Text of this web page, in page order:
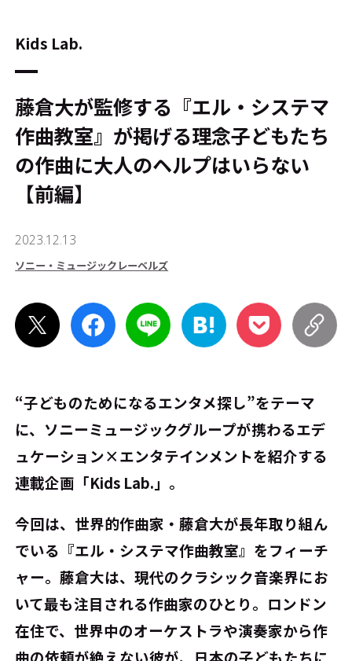
Kids Lab.
藤倉大が監修する『エル・システマ
作曲教室』が掲げる理念――子どもたち
の作曲に大人のヘルプはいらない
【前編】
2023.12.13
ソニー・ミュージックレーベルズ
“子どものためになるエンタメ探し”をテーマ
に、ソニーミュージックグループが携わるエデ
ュケーション×エンタテインメントを紹介する
連載企画「Kids Lab.」。
今回は、世界的作曲家・藤倉大が長年取り組ん
でいる『エル・システマ作曲教室』をフィーチ
ャー。藤倉大は、現代のクラシック音楽界にお
いて最も注目される作曲家のひとり。ロンドン
在住で、世界中のオーケストラや演奏家から作